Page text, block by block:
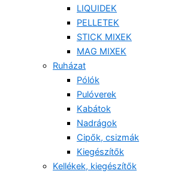
LIQUIDEK
PELLETEK
STICK MIXEK
MAG MIXEK
Ruházat
Pólók
Pulóverek
Kabátok
Nadrágok
Cipők, csizmák
Kiegészítők
Kellékek, kiegészítők